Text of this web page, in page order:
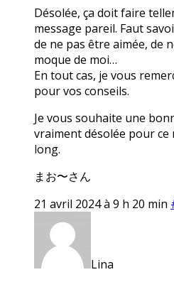
Désolée, ça doit faire
message pareil. Faut
de ne pas être aimée, de
moque de moi…
En tout cas, je vous
pour vos conseils.
Je vous souhaite une
vraiment désolée pour
long.
まお〜さん
21 avril 2024 à 9 h 20 min
Lina